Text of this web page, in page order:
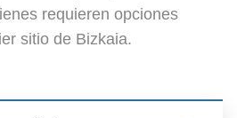
requieren opciones
sitio de Bizkaia.